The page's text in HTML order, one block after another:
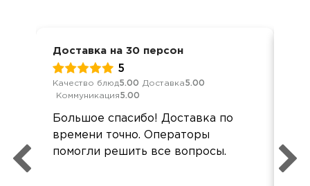
Доставка на 30 персон
5
Качество блюд5.00 Доставка5.00
Коммуникация5.00
Большое спасибо! Доставка по
времени точно. Операторы
помогли решить все вопросы.